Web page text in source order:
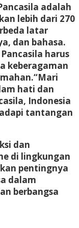
adalah
lebih dari 270
latar
dan bahasa.
harus
keberagaman
hati dan
Indonesia
tantangan
dan
di lingkungan
pentingnya
dalam
berbangsa